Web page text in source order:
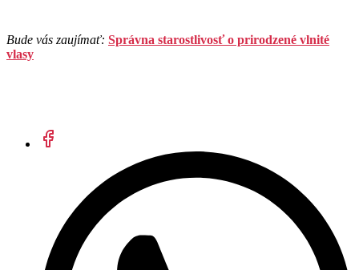
Bude vás zaujímať: Správna starostlivosť o prirodzené vlnité
vlasy